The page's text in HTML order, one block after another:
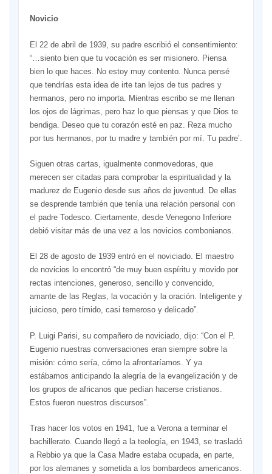
Novicio
El 22 de abril de 1939, su padre escribió el consentimiento:
“…siento bien que tu vocación es ser misionero. Piensa
bien lo que haces. No estoy muy contento. Nunca pensé
que tendrías esta idea de irte tan lejos de tus padres y
hermanos, pero no importa. Mientras escribo se me llenan
los ojos de lágrimas, pero haz lo que piensas y que Dios te
bendiga. Deseo que tu corazón esté en paz. Reza mucho
por tus hermanos, por tu madre y también por mí. Tu padre’.
Siguen otras cartas, igualmente conmovedoras, que
merecen ser citadas para comprobar la espiritualidad y la
madurez de Eugenio desde sus años de juventud. De ellas
se desprende también que tenía una relación personal con
el padre Todesco. Ciertamente, desde Venegono Inferiore
debió visitar más de una vez a los novicios combonianos.
El 28 de agosto de 1939 entró en el noviciado. El maestro
de novicios lo encontró “de muy buen espíritu y movido por
rectas intenciones, generoso, sencillo y convencido,
amante de las Reglas, la vocación y la oración. Inteligente y
juicioso, pero tímido, casi temeroso y delicado”.
P. Luigi Parisi, su compañero de noviciado, dijo: “Con el P.
Eugenio nuestras conversaciones eran siempre sobre la
misión: cómo sería, cómo la afrontaríamos. Y ya
estábamos anticipando la alegría de la evangelización y de
los grupos de africanos que pedían hacerse cristianos.
Estos fueron nuestros discursos”.
Tras hacer los votos en 1941, fue a Verona a terminar el
bachillerato. Cuando llegó a la teología, en 1943, se trasladó
a Rebbio ya que la Casa Madre estaba ocupada, en parte,
por los alemanes y sometida a los bombardeos americanos.